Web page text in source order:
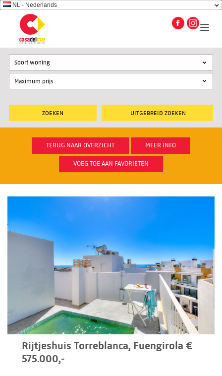
NL - Nederlands
UITGEBREID ZOEKEN
Soort woning
TERUG NAAR OVERZICHT MEER INFO
VOEG TOE AAN FAVORIETEN
Rijtjeshuis Torreblanca, Fuengirola €
575.000,-